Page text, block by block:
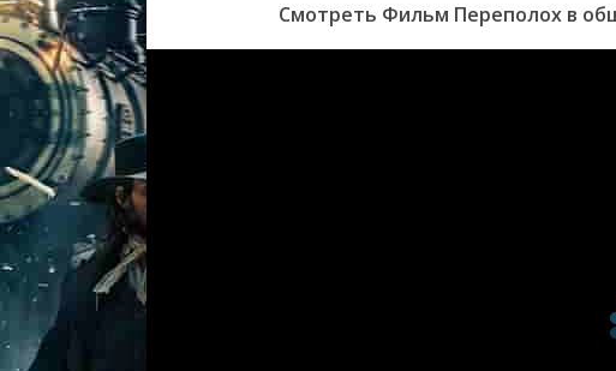
Смотреть Фильм Переполох в